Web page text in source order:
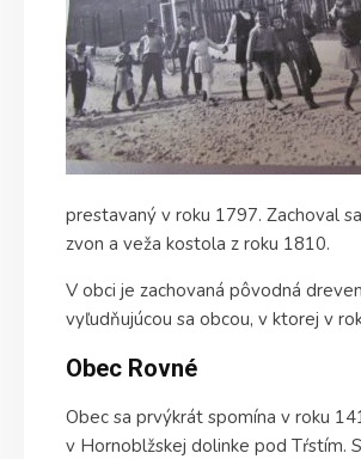
prestavaný v roku 1797. Zachoval
zvon a veža kostola z roku 1810.
V obci je zachovaná pôvodná
vyľudňujúcou sa obcou, v ktorej v
Obec Rovné
Obec sa prvýkrát spomína v roku
v Hornoblžskej dolinke pod Tŕstím.